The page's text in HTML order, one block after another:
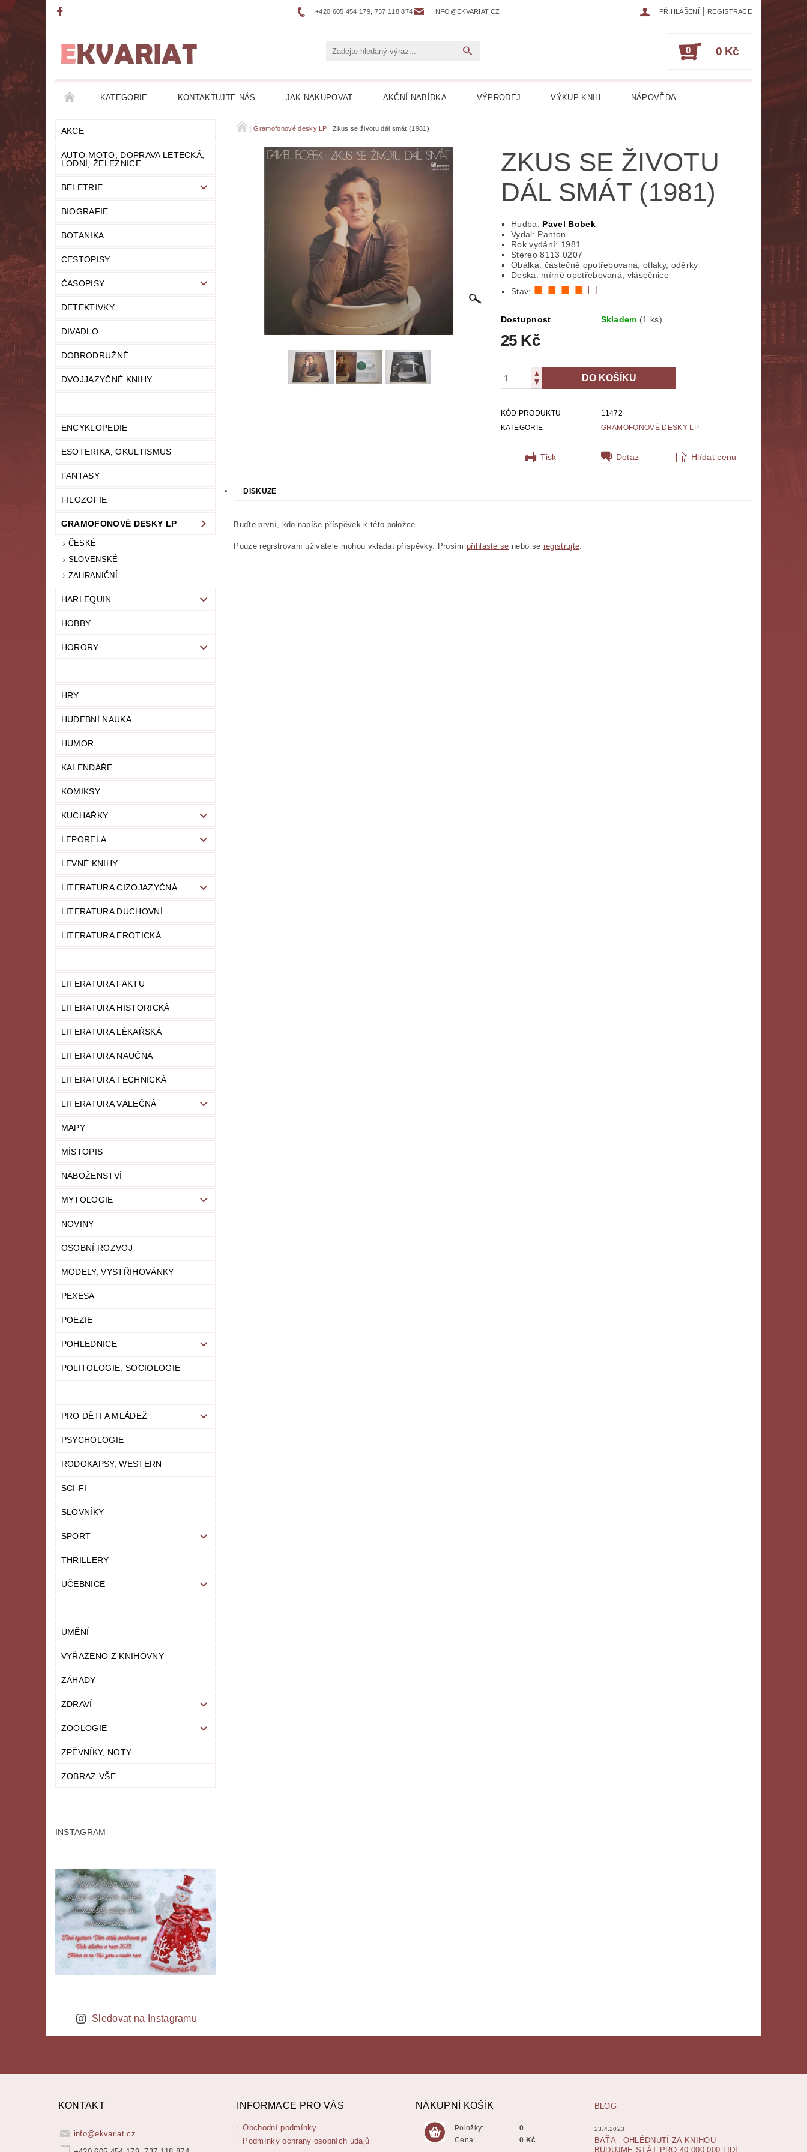
+420 605 454 179, 737 118 874 INFO@EKVARIAT.CZ PŘIHLÁŠENÍ REGISTRACE
0 0 Kč
KATEGORIE KONTAKTUJTE NÁS JAK NAKUPOVAT AKČNÍ NABÍDKA VÝPRODEJ VÝKUP KNIH NÁPOVĚDA
AKCE AUTO-MOTO, DOPRAVA LETECKÁ, LODNÍ, ŽELEZNICE BELETRIE
DETEKTIVKY DIVADLO DOBRODRUŽNÉ DVOJJAZYČNÉ KNIHY ENCYKLOPEDIE ESOTERIKA, OKULTISMUS
FANTASY HARLEQUIN HORORY HRY HUDEBNÍ NAUKA
LEPORELA LITERATURA CIZOJAZYČNÁ
LITERATURA FAKTU LITERATURA HISTORICKÁ
LITERATURA NAUČNÁ LITERATURA TECHNICKÁ LITERATURA VÁLEČNÁ NÁBOŽENSTVÍ
PEXESA POHLEDNICE POLITOLOGIE, SOCIOLOGIE
SLOVNÍKY
UČEBNICE VYŘAZENO Z KNIHOVNY ZÁHADY ZDRAVÍ ZOOLOGIE ZPĚVNÍKY, NOTY
AKCE
AUTO-MOTO, DOPRAVA LETECKÁ,
LODNÍ, ŽELEZNICE
BELETRIE
BIOGRAFIE
BOTANIKA
CESTOPISY
ČASOPISY
DETEKTIVKY
DIVADLO
DOBRODRUŽNÉ
DVOJJAZYČNÉ KNIHY
ENCYKLOPEDIE
ESOTERIKA, OKULTISMUS
FANTASY
FILOZOFIE
GRAMOFONOVÉ DESKY LP
ČESKÉ
SLOVENSKÉ
ZAHRANIČNÍ
HARLEQUIN
HOBBY
HORORY
HRY
HUDEBNÍ NAUKA
HUMOR
KALENDÁŘE
KOMIKSY
KUCHAŘKY
LEPORELA
LEVNÉ KNIHY
LITERATURA CIZOJAZYČNÁ
LITERATURA DUCHOVNÍ
LITERATURA EROTICKÁ
LITERATURA FAKTU
LITERATURA HISTORICKÁ
LITERATURA LÉKAŘSKÁ
LITERATURA NAUČNÁ
LITERATURA TECHNICKÁ
LITERATURA VÁLEČNÁ
MAPY
MÍSTOPIS
NÁBOŽENSTVÍ
MYTOLOGIE
NOVINY
OSOBNÍ ROZVOJ
MODELY, VYSTŘIHOVÁNKY
PEXESA
POEZIE
POHLEDNICE
POLITOLOGIE, SOCIOLOGIE
PRO DĚTI A MLÁDEŽ
PSYCHOLOGIE
RODOKAPSY, WESTERN
SCI-FI
SLOVNÍKY
SPORT
THRILLERY
UČEBNICE
UMĚNÍ
VYŘAZENO Z KNIHOVNY
ZÁHADY
ZDRAVÍ
ZOOLOGIE
ZPĚVNÍKY, NOTY
ZOBRAZ VŠE
INSTAGRAM
Sledovat na Instagramu
Gramofonové desky LP Zkus se životu dál smát (1981)
ZKUS SE ŽIVOTU
DÁL SMÁT (1981)
Hudba: Pavel Bobek
Vydal: Panton
Rok vydání: 1981
Stereo 8113 0207
Obálka: částečně opotřebovaná, otlaky, oděrky
Deska: mírně opotřebovaná, vlásečnice
Stav: ■ ■ ■ ■ □
Dostupnost Skladem (1 ks)
25 Kč
KÓD PRODUKTU
11472
KATEGORIE
GRAMOFONOVÉ DESKY LP
Tisk Dotaz Hlídat cenu
DISKUZE
Buďte první, kdo napíše příspěvek k této položce.
Pouze registrovaní uživatelé mohou vkládat příspěvky. Prosím přihlaste se nebo se registrujte.
KONTAKT
info@ekvariat.cz
INFORMACE PRO VÁS
Obchodní podmínky
Podmínky ochrany osobních údajů
NÁKUPNÍ KOŠÍK
Položky:
Cena:
0
0 Kč
BLOG
23.4.2023
BAŤA - OHLÉDNUTÍ ZA KNIHOU
BUDUJME STÁT PRO 40 000 000 LIDÍ